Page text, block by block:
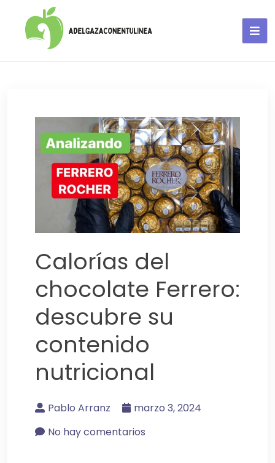
Calorías del
chocolate Ferrero:
descubre su
contenido
nutricional
Pablo Arranz
marzo 3, 2024
No hay comentarios